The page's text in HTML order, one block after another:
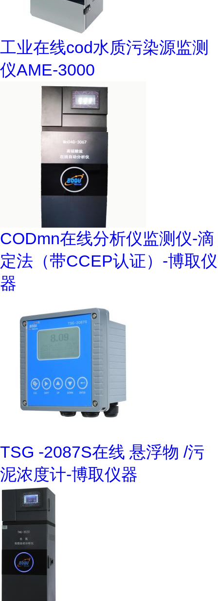
工业在线cod水质污染源监测
仪AME-3000
CODmn在线分析仪监测仪-滴
定法（带CCEP认证）-博取仪
器
TSG -2087S在线 悬浮物 /污
泥浓度计-博取仪器